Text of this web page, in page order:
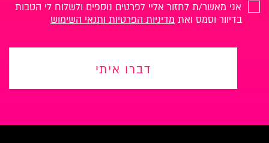
אני מאשר/ת לחזור אליי לפרטים נוספים ולשלוח לי הטבות
בדיוור וסמס ואת מדיניות הפרטיות ותנאי השימוש
דברו איתי